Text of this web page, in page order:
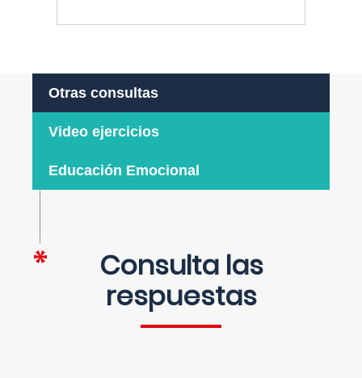
Otras consultas
Video ejercicios
Educación Emocional
Consulta las
respuestas